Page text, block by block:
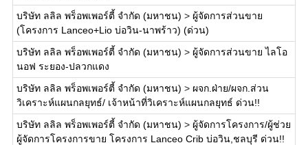
บริษัท ลลิล พร็อพเพอร์ตี้ จำกัด (มหาชน) > ผู้จัดการส่วนขาย
(โครงการ Lanceo+Lio บ่อวิน-นาพร้าว) (ด่วน)
บริษัท ลลิล พร็อพเพอร์ตี้ จำกัด (มหาชน) > ผู้จัดการส่วนขาย ไลโอ
นอฟ ระยอง-ปลวกแดง
บริษัท ลลิล พร็อพเพอร์ตี้ จำกัด (มหาชน) > ผจก.ฝ่าย/ผจก.ส่วน
วิเคราะห์แผนกลยุทธ์/ เจ้าหน้าที่วิเคราะห์แผนกลยุทธ์ ด่วน!!
บริษัท ลลิล พร็อพเพอร์ตี้ จำกัด (มหาชน) > ผู้จัดการโครงการ/ผู้ช่วย
ผู้จัดการโครงการขาย โครงการ Lanceo Crib บ่อวิน,ชลบุรี ด่วน!!